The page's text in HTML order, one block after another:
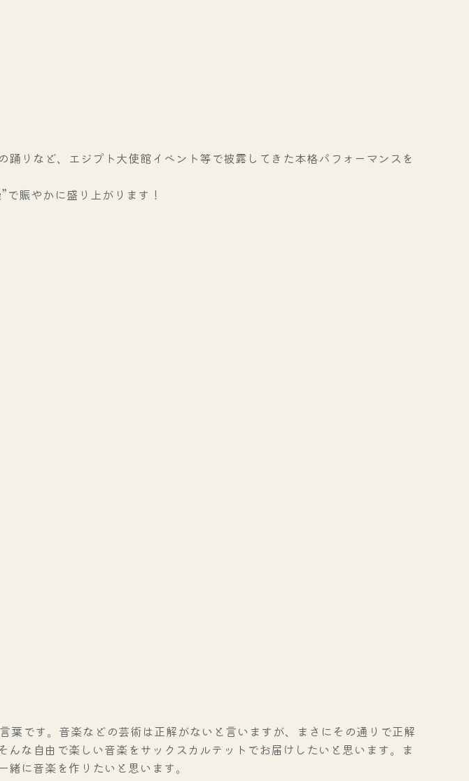
りなど、エジプト大使館イベント等で披露してきた本格パフォーマンスを
賑やかに盛り上がります！
です。音楽などの芸術は正解がないと言いますが、まさにその通りで正解
な自由で楽しい音楽をサックスカルテットでお届けしたいと思います。ま
に音楽を作りたいと思います。